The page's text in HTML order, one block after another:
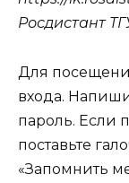
Росдистант
Для
входа.
пароль. Если
поставьте
«Запомнить